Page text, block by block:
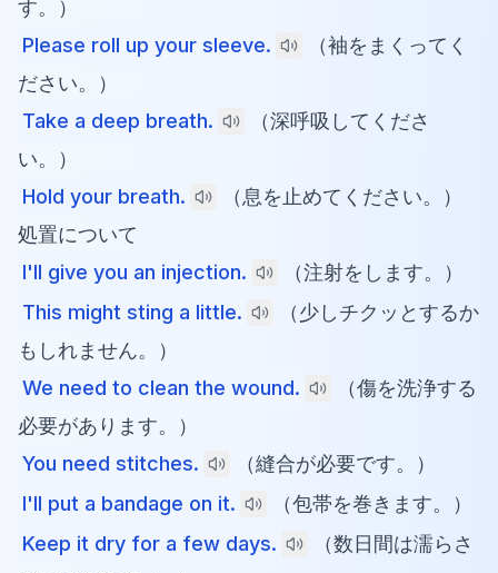
す。）
Please roll up your sleeve.
（袖をまくってく
ださい。）
Take a deep breath.
（深呼吸してくださ
い。）
Hold your breath.
（息を止めてください。）
処置について
I'll give you an injection.
（注射をします。）
This might sting a little.
（少しチクッとするか
もしれません。）
We need to clean the wound.
（傷を洗浄する
必要があります。）
You need stitches.
（縫合が必要です。）
I'll put a bandage on it.
（包帯を巻きます。）
Keep it dry for a few days.
（数日間は濡らさ